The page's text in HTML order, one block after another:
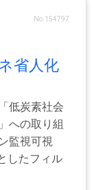
No.154797
省人化
低炭素社会
への取り組
監視可視
したフィル